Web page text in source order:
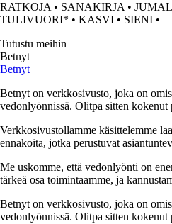
RATKOJA • SANAKIRJA •
TULIVUORI* • KASVI • SIENI •
Tutustu meihin
Betnyt
Betnyt
Betnyt on verkkosivusto, joka on
vedonlyönnissä. Olitpa sitten kokenut
Verkkosivustollamme käsittelemme
ennakoita, jotka perustuvat
Me uskomme, että vedonlyönti on
tärkeä osa toimintaamme, ja
Betnyt on verkkosivusto, joka on
vedonlyönnissä. Olitpa sitten kokenut